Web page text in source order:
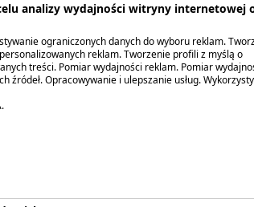
Masc ochronna z
Collatris beauty shot,
analizy wydajności witryny internetowej
ograniczonych danych do wyboru reklam.
reklam. Tworzenie profili z myślą o
treści. Pomiar wydajności reklam. Pomiar
źródeł. Opracowywanie i ulepszanie usług.